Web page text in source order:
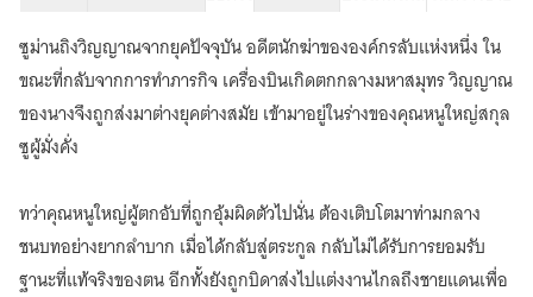
โปรด
หย่า
กับ
ข้า
เถอะ
ซูม่านถิงวิญญาณจากยุคปัจจุบัน อดีตนักฆ่าขององค์กรลับแห่งหนึ่ง ใน
ขณะที่กลับจากการทำภารกิจ เครื่องบินเกิดตกกลางมหาสมุทร วิญญาณ
ของนางจึงถูกส่งมาต่างยุคต่างสมัย เข้ามาอยู่ในร่างของคุณหนูใหญ่สกุล
ซูผู้มั่งคั่ง
ทว่าคุณหนูใหญ่ผู้ตกอับที่ถูกอุ้มผิดตัวไปนั่น ต้องเติบโตมาท่ามกลาง
ชนบทอย่างยากลำบาก เมื่อได้กลับสู่ตระกูล กลับไม่ได้รับการยอมรับ
ฐานะที่แท้จริงของตน อีกทั้งยังถูกบิดาส่งไปแต่งงานไกลถึงชายแดนเพื่อ